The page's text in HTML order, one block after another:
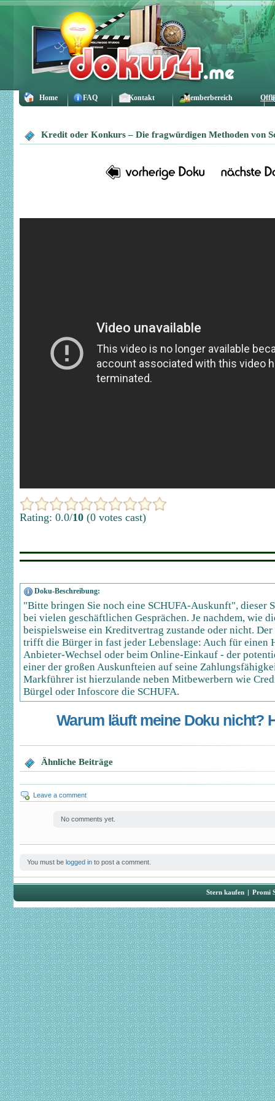
Home FAQ Kontakt Memberbereich
Kredit oder Konkurs – Die fragwürdigen Methoden von
Rating: 0.0/10 (0 votes cast)
Doku-Beschreibung:
"Bitte bringen Sie noch eine SCHUFA-Auskunft", dieser
bei vielen geschäftlichen Gesprächen. Je nachdem, wie
beispielsweise ein Kreditvertrag zustande oder nicht.
trifft die Bürger in fast jeder Lebenslage: Auch für einen
Anbieter-Wechsel oder beim Online-Einkauf - der
einer der großen Auskunfteien auf seine
Markführer ist hierzulande neben Mitbewerbern wie
Bürgel oder Infoscore die SCHUFA.
Warum läuft meine Doku nicht?
Ähnliche Beiträge
Leave a comment
No comments yet.
You must be logged in to post a comment.
Stern kaufen | Promi